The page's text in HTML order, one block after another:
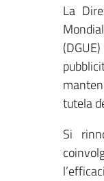
La
tutela
Si